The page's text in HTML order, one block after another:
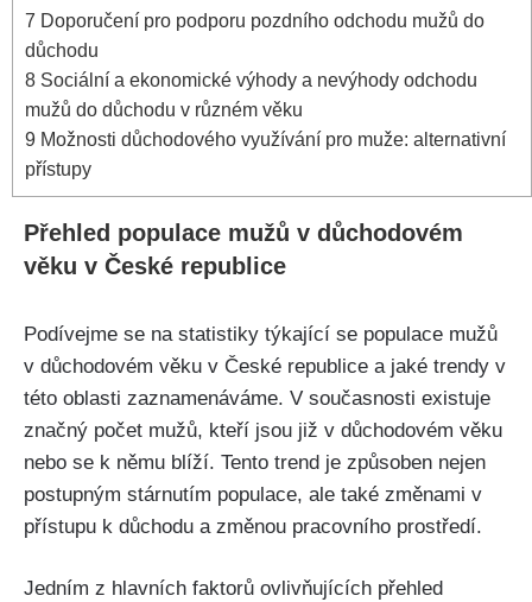
7 Doporučení pro podporu pozdního odchodu mužů do
důchodu
8 Sociální a ekonomické výhody a nevýhody odchodu
mužů do důchodu v různém věku
9 Možnosti důchodového využívání pro muže: alternativní
přístupy
Přehled populace mužů v důchodovém
věku v České republice
Podívejme se na statistiky týkající se populace mužů
v důchodovém věku v České republice a jaké trendy v
této oblasti zaznamenáváme. V současnosti existuje
značný počet mužů, kteří jsou již v důchodovém věku
nebo se k němu blíží. Tento trend je způsoben nejen
postupným stárnutím populace, ale také změnami v
přístupu k důchodu a změnou pracovního prostředí.
Jedním z hlavních faktorů ovlivňujících přehled